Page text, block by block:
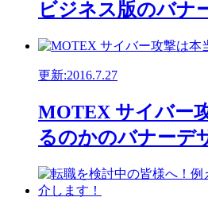
ビジネス版のバナ
更新:2016.7.27
MOTEX サイバー
るのかのバナーデ